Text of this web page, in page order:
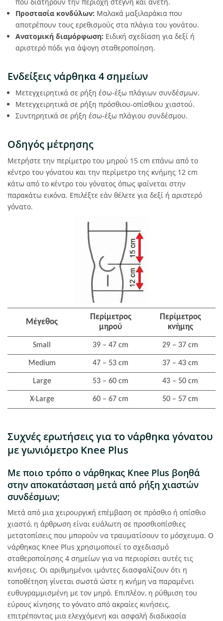
Προστασία κονδύλων: Μαλακά μαξιλαράκια που
αποτρέπουν τους ερεθισμούς στα πλάγια του γονάτου.
Ανατομική διαμόρφωση: Ειδική σχεδίαση για δεξί ή
αριστερό πόδι για άψογη σταθεροποίηση.
Ενδείξεις νάρθηκα 4 σημείων
Μετεγχειρητικά σε ρήξη έσω-έξω πλάγιων συνδέσμων.
Μετεγχειρητικά σε ρήξη πρόσθιου-οπίσθιου χιαστού.
Συντηρητικά σε ρήξη έσω-έξω πλάγιου συνδέσμου.
Οδηγός μέτρησης
Μετρήστε την περίμετρο του μηρού 15 cm επάνω από το
κέντρο του γόνατου και την περίμετρο της κνήμης 12 cm
κάτω από το κέντρο του γόνατος όπως φαίνεται στην
παρακάτω εικόνα. Επιλέξτε εάν θέλετε για δεξί ή αριστερό
γόνατο.
Μέγεθος
Περίμετρος
μηρού
Περίμετρος
κνήμης
Small 39 – 47 cm 29 – 37 cm
Medium 47 – 53 cm 37 – 43 cm
Large 53 – 60 cm 43 – 50 cm
X-Large 60 – 67 cm 50 – 57 cm
Συχνές ερωτήσεις για το νάρθηκα γόνατου
με γωνιόμετρο Knee Plus
Με ποιο τρόπο ο νάρθηκας Knee Plus βοηθά
στην αποκατάσταση μετά από ρήξη χιαστών
συνδέσμων;
Μετά από μια χειρουργική επέμβαση σε πρόσθιο ή οπίσθιο
χιαστό, η άρθρωση είναι ευάλωτη σε προσθιοπίσθιες
μετατοπίσεις που μπορούν να τραυματίσουν το μόσχευμα. Ο
νάρθηκας Knee Plus χρησιμοποιεί το σχεδιασμό
σταθεροποίησης 4 σημείων για να περιορίσει αυτές τις
κινήσεις. Οι αριθμημένοι ιμάντες διασφαλίζουν ότι η
τοποθέτηση γίνεται σωστά ώστε η κνήμη να παραμένει
ευθυγραμμισμένη με τον μηρό. Επιπλέον, η ρύθμιση του
εύρους κίνησης το γόνατο από ακραίες κινήσεις,
επιτρέποντας μια ελεγχόμενη και ασφαλή διαδικασία